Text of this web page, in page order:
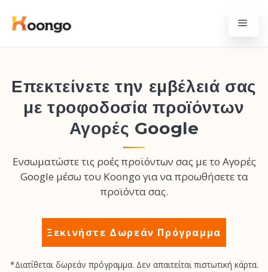
Επεκτείνετε την εμβέλειά σας
με τροφοδοσία προϊόντων
Αγορές Google
Ενσωματώστε τις ροές προϊόντων σας με το Αγορές
Google μέσω του Koongo για να προωθήσετε τα
προϊόντα σας.
Ξεκινήστε Δωρεάν Πρόγραμμα
*Διατίθεται δωρεάν πρόγραμμα. Δεν απαιτείται πιστωτική κάρτα.